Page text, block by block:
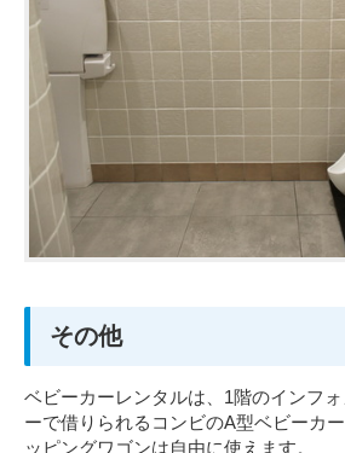
その他
ベビーカーレンタルは、1階のインフ
ーで借りられるコンビのA型ベビーカ
ッピングワゴンは自由に使えます。